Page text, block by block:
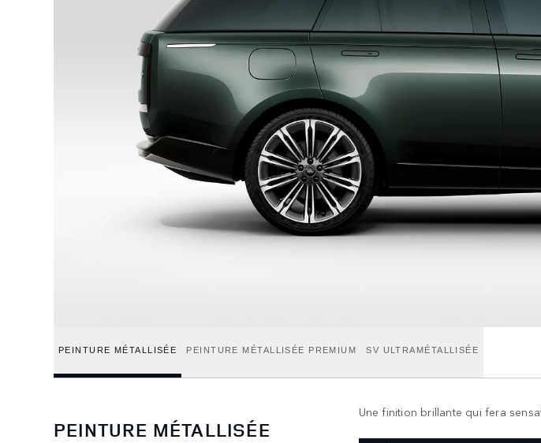
PEINTURE MÉTALLISÉE PEINTURE MÉTALLISÉE PREMIUM SV ULTRAMÉTALLISÉE
PEINTURE MÉTALLISÉE
Une finition brillante qui fera